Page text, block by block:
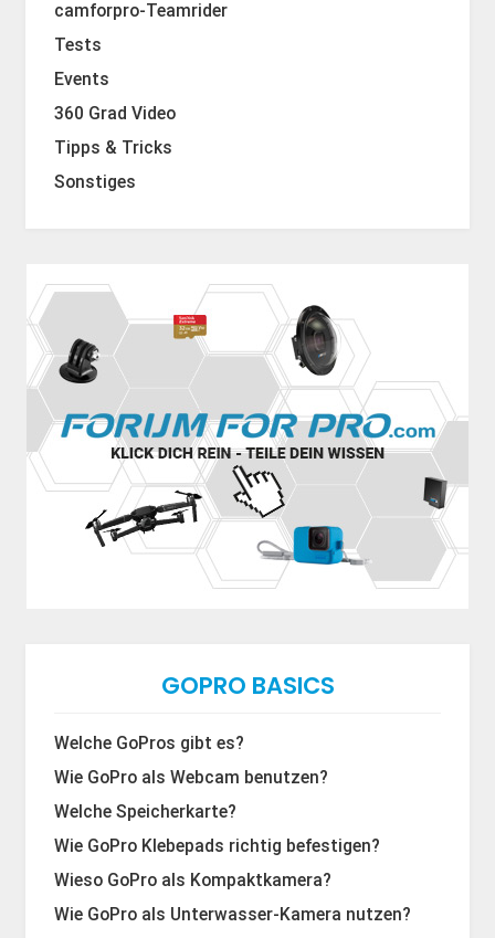
camforpro-Teamrider
Tests
Events
360 Grad Video
Tipps & Tricks
Sonstiges
GOPRO BASICS
Welche GoPros gibt es?
Wie GoPro als Webcam benutzen?
Welche Speicherkarte?
Wie GoPro Klebepads richtig befestigen?
Wieso GoPro als Kompaktkamera?
Wie GoPro als Unterwasser-Kamera nutzen?